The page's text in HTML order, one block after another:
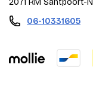
06-10331605